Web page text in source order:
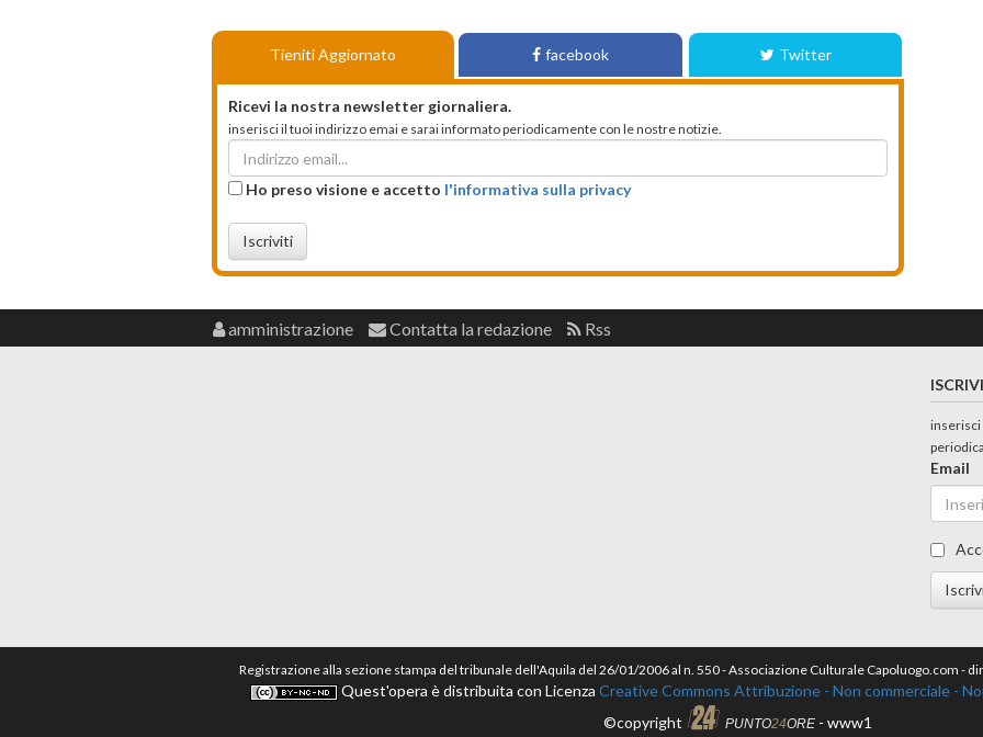
Tieniti Aggiornato facebook Twitter
Ricevi la nostra newsletter giornaliera.
inserisci il tuoi indirizzo emai e sarai informato periodicamente con le nostre notizie.
Ho preso visione e accetto l'informativa sulla privacy
Iscriviti
amministrazione Contatta la redazione Rss
inserisci
Email
Registrazione alla sezione stampa del tribunale dell'Aquila del 26/01/2006 al n. 550 - Associazione Culturale Capoluogo.com -
Quest'opera è distribuita con Licenza Creative Commons Attribuzione - Non commerciale -
©copyright
PUNTO24ORE- www1